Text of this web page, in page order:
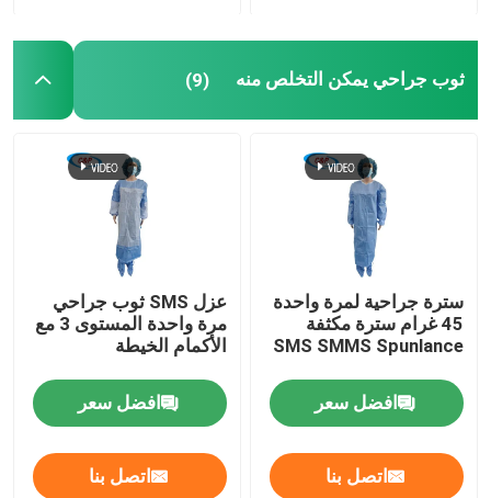
ثوب جراحي يمكن التخلص منه (9)
سترة جراحية لمرة واحدة
45 غرام سترة مكثفة
SMS SMMS Spunlance
افضل سعر
اتصل بنا
عزل SMS ثوب جراحي
مرة واحدة المستوى 3 مع
الأكمام الخيطة
افضل سعر
اتصل بنا